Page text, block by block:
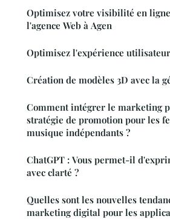
Optimisez votre visibilité en
l'agence Web à Agen
Optimisez l'expérience
Création de modèles 3D avec la
Comment intégrer le marketing
stratégie de promotion pour les
musique indépendants ?
ChatGPT : Vous permet-il
avec clarté ?
Quelles sont les nouvelles
marketing digital pour les